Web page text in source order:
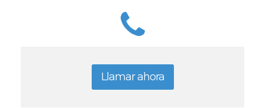
Llamar ahora